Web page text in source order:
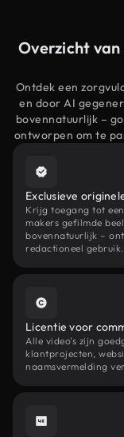
Overzicht
Ontdek een
en door AI
bovennatuurlijk –
ontworpen om te
Exclusieve
Krijg toegang tot
makers gefilmde
bovennatuurlijk –
redactioneel gebruik.
Licentie voor
Alle video's zijn
klantprojecten,
naamsvermelding